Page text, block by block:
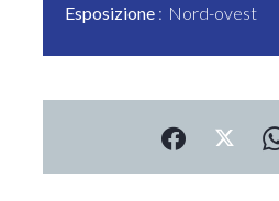
Esposizione
Nord-ovest